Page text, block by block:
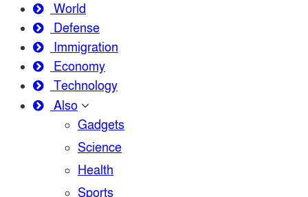
World
Defense
Immigration
Economy
Technology
Also
Gadgets
Science
Health
Sports